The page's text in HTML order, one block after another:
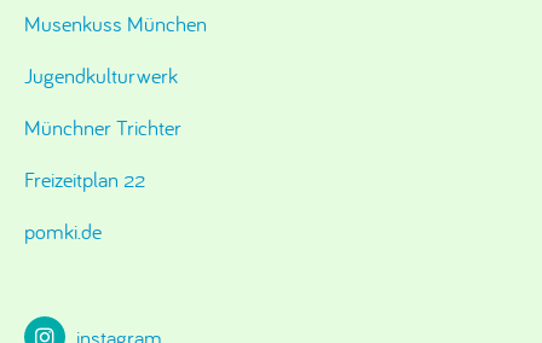
Musenkuss München
Jugendkulturwerk
Münchner Trichter
Freizeitplan 22
pomki.de